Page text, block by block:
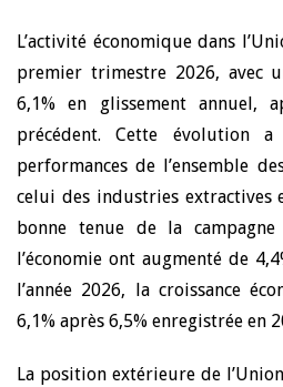
L’activité économique dans
premier trimestre 2026, avec
6,1% en glissement annuel,
précédent. Cette évolution
performances de l’ensemble
celui des industries extractives
bonne tenue de la
l’économie ont augmenté de
l’année 2026, la croissance
6,1% après 6,5% enregistrée en
La position extérieure de